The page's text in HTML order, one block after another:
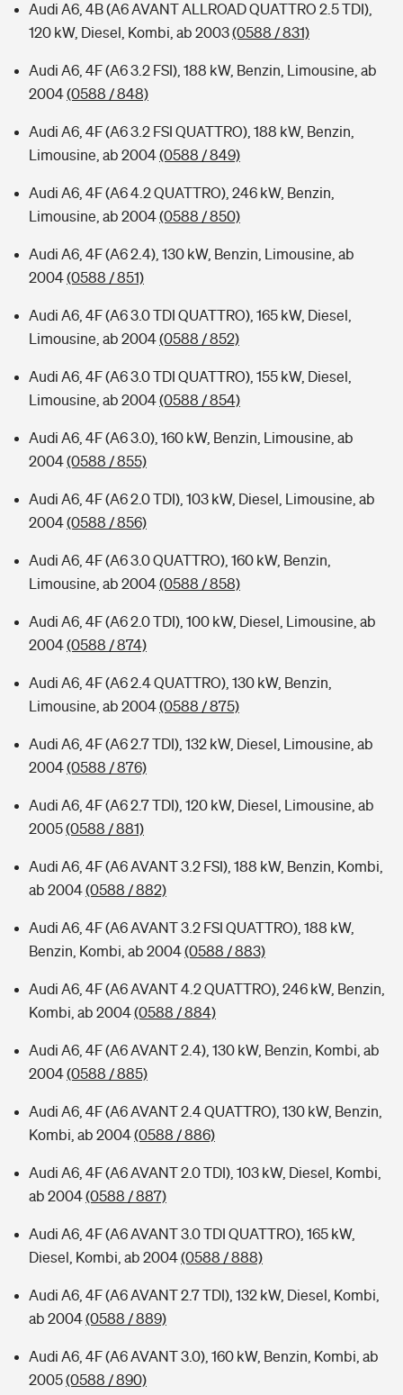
Audi A6, 4B (A6 AVANT ALLROAD QUATTRO 2.5 TDI),
120 kW, Diesel, Kombi, ab 2003(0588 / 831)
Audi A6, 4F (A6 3.2 FSI), 188 kW, Benzin, Limousine, ab
2004(0588 / 848)
Audi A6, 4F (A6 3.2 FSI QUATTRO), 188 kW, Benzin,
Limousine, ab 2004(0588 / 849)
Audi A6, 4F (A6 4.2 QUATTRO), 246 kW, Benzin,
Limousine, ab 2004(0588 / 850)
Audi A6, 4F (A6 2.4), 130 kW, Benzin, Limousine, ab
2004(0588 / 851)
Audi A6, 4F (A6 3.0 TDI QUATTRO), 165 kW, Diesel,
Limousine, ab 2004(0588 / 852)
Audi A6, 4F (A6 3.0 TDI QUATTRO), 155 kW, Diesel,
Limousine, ab 2004(0588 / 854)
Audi A6, 4F (A6 3.0), 160 kW, Benzin, Limousine, ab
2004(0588 / 855)
Audi A6, 4F (A6 2.0 TDI), 103 kW, Diesel, Limousine, ab
2004(0588 / 856)
Audi A6, 4F (A6 3.0 QUATTRO), 160 kW, Benzin,
Limousine, ab 2004(0588 / 858)
Audi A6, 4F (A6 2.0 TDI), 100 kW, Diesel, Limousine, ab
2004(0588 / 874)
Audi A6, 4F (A6 2.4 QUATTRO), 130 kW, Benzin,
Limousine, ab 2004(0588 / 875)
Audi A6, 4F (A6 2.7 TDI), 132 kW, Diesel, Limousine, ab
2004(0588 / 876)
Audi A6, 4F (A6 2.7 TDI), 120 kW, Diesel, Limousine, ab
2005(0588 / 881)
Audi A6, 4F (A6 AVANT 3.2 FSI), 188 kW, Benzin, Kombi,
ab 2004(0588 / 882)
Audi A6, 4F (A6 AVANT 3.2 FSI QUATTRO), 188 kW,
Benzin, Kombi, ab 2004(0588 / 883)
Audi A6, 4F (A6 AVANT 4.2 QUATTRO), 246 kW, Benzin,
Kombi, ab 2004(0588 / 884)
Audi A6, 4F (A6 AVANT 2.4), 130 kW, Benzin, Kombi, ab
2004(0588 / 885)
Audi A6, 4F (A6 AVANT 2.4 QUATTRO), 130 kW, Benzin,
Kombi, ab 2004(0588 / 886)
Audi A6, 4F (A6 AVANT 2.0 TDI), 103 kW, Diesel, Kombi,
ab 2004(0588 / 887)
Audi A6, 4F (A6 AVANT 3.0 TDI QUATTRO), 165 kW,
Diesel, Kombi, ab 2004(0588 / 888)
Audi A6, 4F (A6 AVANT 2.7 TDI), 132 kW, Diesel, Kombi,
ab 2004(0588 / 889)
Audi A6, 4F (A6 AVANT 3.0), 160 kW, Benzin, Kombi, ab
2005(0588 / 890)